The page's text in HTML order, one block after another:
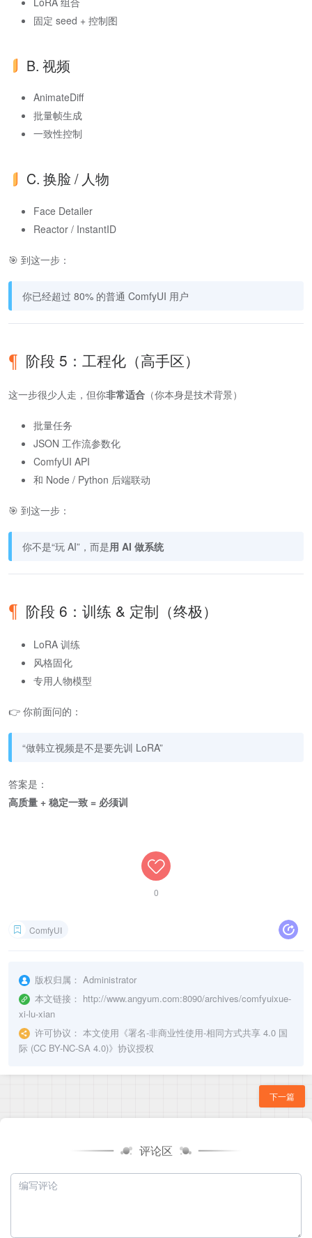
固定 seed + 控制图
B. 视频
AnimateDiff
批量帧生成
一致性控制
C. 换脸 / 人物
Face Detailer
Reactor / InstantID
🎯 到这一步：
你已经超过 80% 的普通 ComfyUI 用户
阶段 5：工程化（高手区）
这一步很少人走，但你非常适合 （你本身是技术背景）
批量任务
JSON 工作流参数化
ComfyUI API
和 Node / Python 后端联动
🎯 到这一步：
你不是“玩 AI”，而是用 AI 做系统
阶段 6：训练 & 定制（终极）
LoRA 训练
风格固化
专用人物模型
👉 你前面问的：
“做韩立视频是不是要先训 LoRA”
答案是：
高质量 + 稳定一致 = 必须训
0
ComfyUI
版权归属： Administrator
本文链接： http://www.angyum.com:8090/archives/comfyuixue-
xi-lu-xian
许可协议： 本文使用《署名-非商业性使用-相同方式共享 4.0 国
际 (CC BY-NC-SA 4.0)》协议授权
下一篇
评论区